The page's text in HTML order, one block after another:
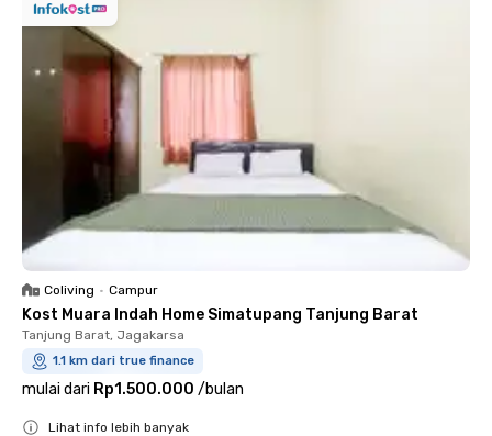
Coliving • Campur
Kost Muara Indah Home Simatupang Tanjung Barat
Tanjung Barat, Jagakarsa
1.1 km dari true finance
mulai dari Rp1.500.000 /bulan
Lihat info lebih banyak